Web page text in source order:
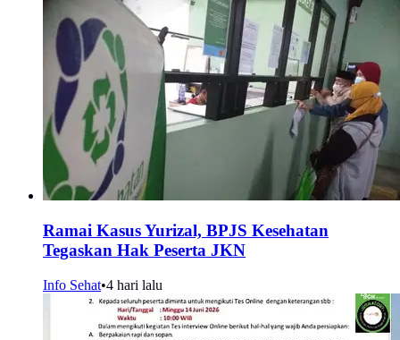
Ramai Kasus Yurizal, BPJS Kesehatan
Tegaskan Hak Peserta JKN
Info Sehat•4 hari lalu